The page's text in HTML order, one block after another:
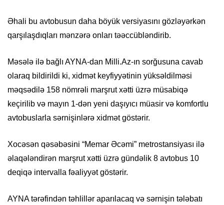
Əhali bu avtobusun daha böyük versiyasını gözləyərkən
qarşılaşdıqları mənzərə onları təəccübləndirib.
Məsələ ilə bağlı AYNA-dan Milli.Az-ın sorğusuna cavab
olaraq bildirildi ki, xidmət keyfiyyətinin yüksəldilməsi
məqsədilə 158 nömrəli marşrut xətti üzrə müsabiqə
keçirilib və mayın 1-dən yeni daşıyıcı müasir və komfortlu
avtobuslarla sərnişinlərə xidmət göstərir.
Xocəsən qəsəbəsini “Memar Əcəmi” metrostansiyası ilə
əlaqələndirən marşrut xətti üzrə gündəlik 8 avtobus 10
deqiqə intervalla fəaliyyət göstərir.
AYNA tərəfindən təhlillər aparılacaq və sərnişin tələbatı